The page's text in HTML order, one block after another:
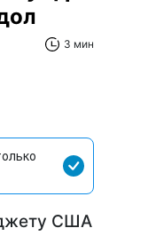
3 мин
США